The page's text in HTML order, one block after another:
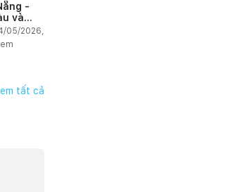
-
và
05/2026,
tất cả